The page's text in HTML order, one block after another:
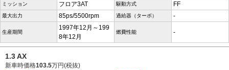
ミッション フロア3AT 駆動方式 FF
最大出力 85ps/5500rpm 過給器（ターボ） -
生産期間
1997年12月～199
8年12月
燃費性能 -
1.3 AX
新車時価格103.5万円(税抜)